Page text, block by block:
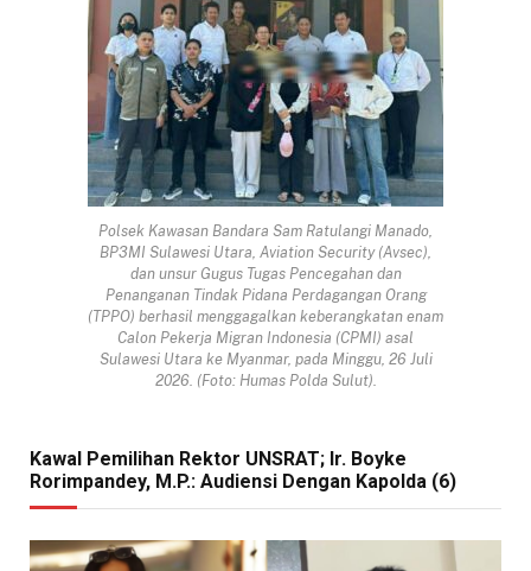
Polsek Kawasan Bandara Sam Ratulangi Manado,
BP3MI Sulawesi Utara, Aviation Security (Avsec),
dan unsur Gugus Tugas Pencegahan dan
Penanganan Tindak Pidana Perdagangan Orang
(TPPO) berhasil menggagalkan keberangkatan enam
Calon Pekerja Migran Indonesia (CPMI) asal
Sulawesi Utara ke Myanmar, pada Minggu, 26 Juli
2026. (Foto: Humas Polda Sulut).
Kawal Pemilihan Rektor UNSRAT; Ir. Boyke
Rorimpandey, M.P.: Audiensi Dengan Kapolda (6)